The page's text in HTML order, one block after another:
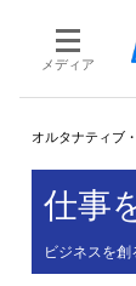
メディア
オルタナティブ
仕事
ビジネスを